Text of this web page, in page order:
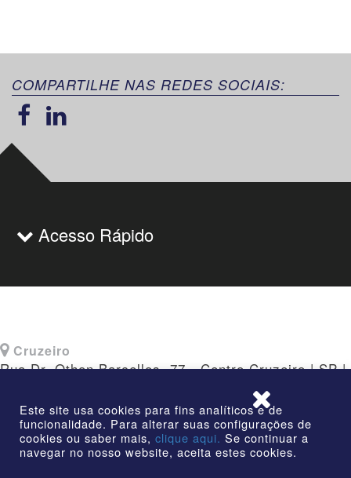
COMPARTILHE NAS REDES SOCIAIS:
Acesso Rápido
Cruzeiro
Rua Dr. Othon Barcellos, 77 - Centro Cruzeiro | SP |
Este site usa cookies para fins analíticos e de
funcionalidade. Para alterar suas configurações de
cookies ou saber mais, clique aqui. Se continuar a
navegar no nosso website, aceita estes cookies.